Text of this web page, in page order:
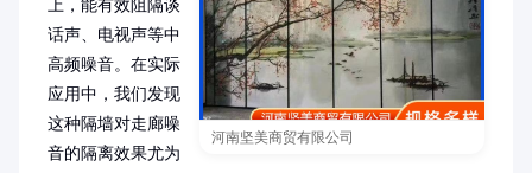
河南坚美商贸有限公司
上，能有效阻隔谈
话声、电视声等中
高频噪音。在实际
应用中，我们发现
这种隔墙对走廊噪
音的隔离效果尤为